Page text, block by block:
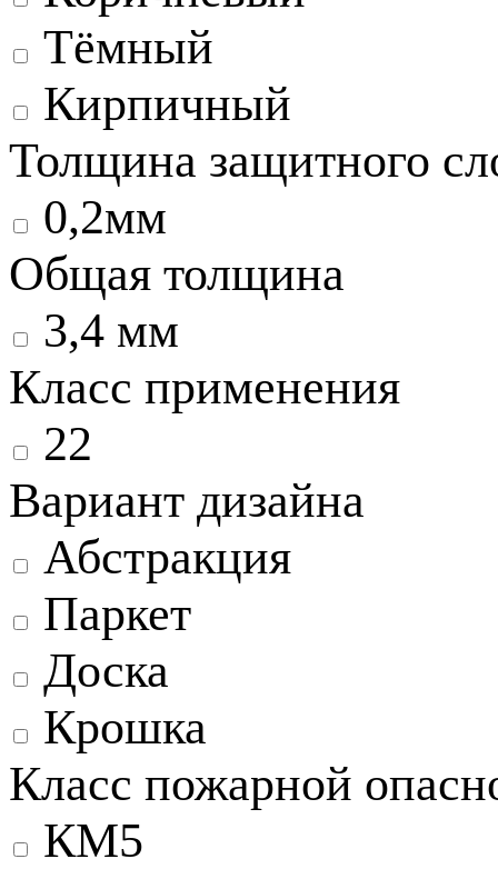
Тёмный
Кирпичный
Толщина защитного
0,2мм
Общая толщина
3,4 мм
Класс применения
22
Вариант дизайна
Абстракция
Паркет
Доска
Крошка
Класс пожарной
КМ5